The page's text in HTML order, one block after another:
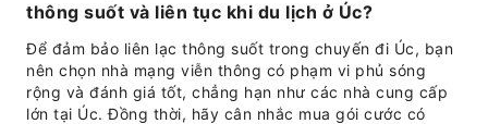
thông suốt và liên tục khi du lịch ở Úc?
Để đảm bảo liên lạc thông suốt trong chuyến đi Úc, bạn
nên chọn nhà mạng viễn thông có phạm vi phủ sóng
rộng và đánh giá tốt, chẳng hạn như các nhà cung cấp
lớn tại Úc. Đồng thời, hãy cân nhắc mua gói cước có